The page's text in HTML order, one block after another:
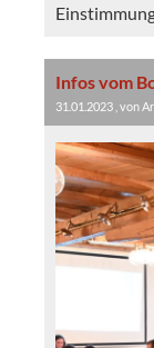
Infos vom
31.01.2023 , von